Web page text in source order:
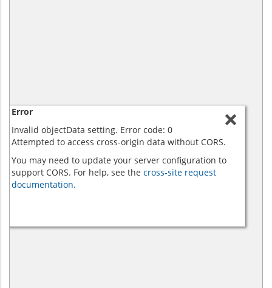
Error
Invalid objectData setting. Error code: 0
Attempted to access cross-origin data without CORS.
You may need to update your server configuration to
support CORS. For help, see the cross-site request
documentation.